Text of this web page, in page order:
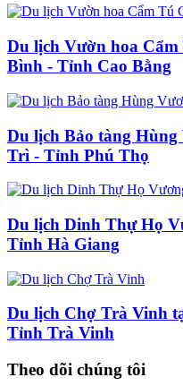
Du lịch Vườn hoa
Bình - Tỉnh Cao Bằng
Du lịch Bảo tàng
Trì - Tỉnh Phú Thọ
Du lịch Dinh Thự Họ
Tỉnh Hà Giang
Du lịch Chợ Trà Vinh
Tỉnh Trà Vinh
Theo dõi chúng tôi